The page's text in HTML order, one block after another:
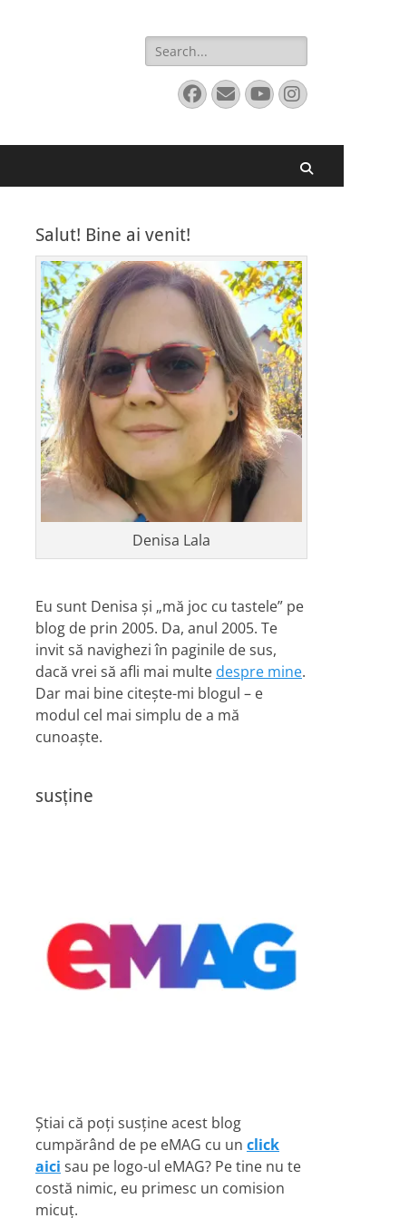
Search
for:
Facebook
EmailYouTube
Instagram
Salut! Bine ai venit!
Denisa Lala
Eu sunt Denisa și „mă joc cu tastele” pe
blog de prin 2005. Da, anul 2005. Te
invit să navighezi în paginile de sus,
dacă vrei să afli mai multe despre mine.
Dar mai bine citește-mi blogul – e
modul cel mai simplu de a mă
cunoaște.
susține
Știai că poți susține acest blog
cumpărând de pe eMAG cu un click
aici sau pe logo-ul eMAG? Pe tine nu te
costă nimic, eu primesc un comision
micuț.